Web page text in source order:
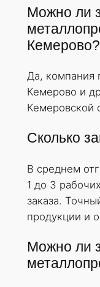
Можно ли
Кемерово?
Да, компания
Кемерово и
Кемеровской
Сколько
В среднем
1 до 3
заказа.
продукции и
Можно ли